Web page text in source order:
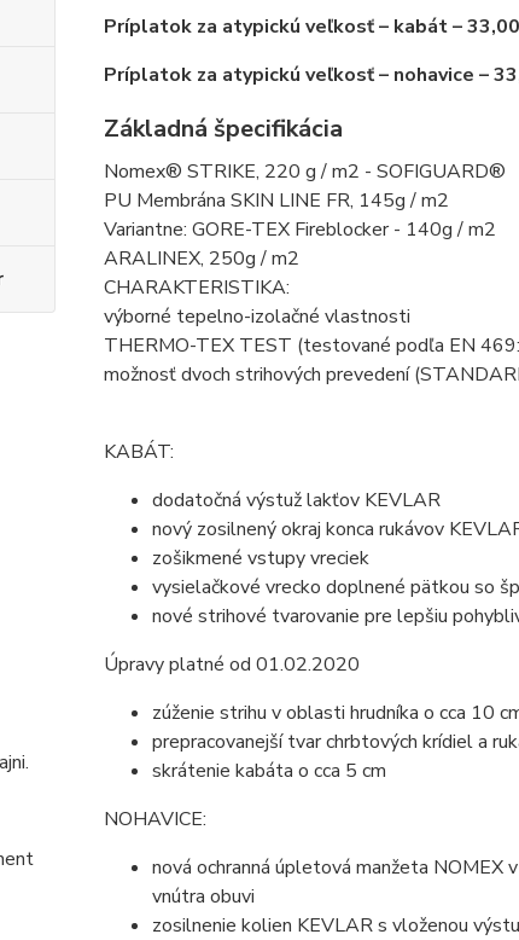
Príplatok za atypickú veľkosť – kabát –
Príplatok za atypickú veľkosť – nohavice –
Základná špecifikácia
Nomex® STRIKE, 220 g / m2 - SOFIGUARD®
PU Membrána SKIN LINE FR, 145g / m2
Variantne: GORE-TEX Fireblocker - 140g / m2
ARALINEX, 250g / m2
CHARAKTERISTIKA:
výborné tepelno-izolačné vlastnosti
THERMO-TEX TEST (testované podľa EN
možnosť dvoch strihových prevedení
KABÁT:
dodatočná výstuž lakťov KEVLAR
nový zosilnený okraj konca rukávov
zošikmené vstupy vreciek
vysielačkové vrecko doplnené pätkou so
nové strihové tvarovanie pre lepšiu
Úpravy platné od 01.02.2020
zúženie strihu v oblasti hrudníka o cca 10
prepracovanejší tvar chrbtových krídiel a
skrátenie kabáta o cca 5 cm
NOHAVICE:
nová ochranná úpletová manžeta NOMEX
vnútra obuvi
zosilnenie kolien KEVLAR s vloženou